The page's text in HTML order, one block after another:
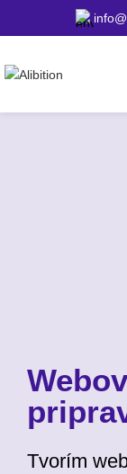
Tvorím